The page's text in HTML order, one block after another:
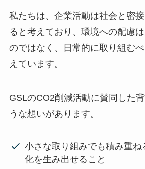
私たちは、企業活動は社会と密
ると考えており、環境への配慮
のではなく、日常的に取り組む
えています。
GSLのCO2削減活動に賛同した
うな想いがあります。
小さな取り組みでも積み重
化を生み出せること